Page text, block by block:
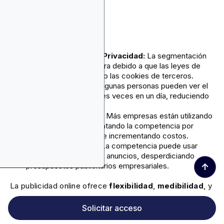
Preocupaciones de Privacidad: La segmentación
es más desafiante ahora debido a que las leyes de
privacidad han reducido las cookies de terceros.
Algunas personas pueden ver el
mismo anuncio múltiples veces en un día, reduciendo
Más empresas están utilizando
anuncios online, aumentando la competencia por
espacios publicitarios e incrementando costos.
La competencia puede usar
bots para hacer clic en anuncios, desperdiciando
presupuestos publicitarios empresariales.
La publicidad online ofreceflexibilidad, medibilidad, y
alcance amplio
Sin embargo, la competencia intensa en este espacio
↑
Solicitar acceso